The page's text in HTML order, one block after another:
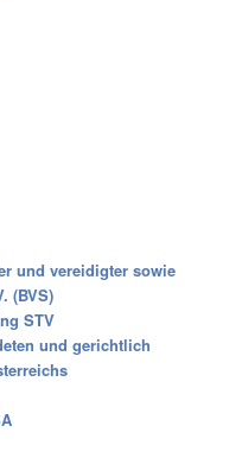
und vereidigter sowie
(BVS)
STV
und gerichtlich